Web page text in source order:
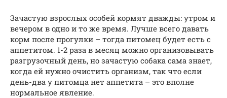
Зачастую взрослых особей кормят дважды: утром и
вечером в одно и то же время. Лучше всего давать
корм после прогулки – тогда питомец будет есть с
аппетитом. 1-2 раза в месяц можно организовывать
разгрузочный день, но зачастую собака сама знает,
когда ей нужно очистить организм, так что если
день-два у питомца нет аппетита – это вполне
нормальное явление.